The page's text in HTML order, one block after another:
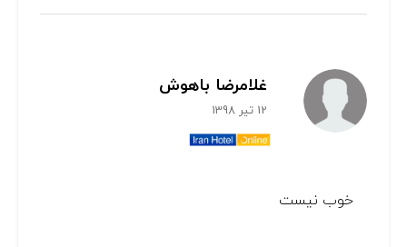
غلامرضا باهوش
12 تیر 1398
خوب نيست